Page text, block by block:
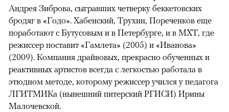
Андрея Зиброва, сыгравших четверку беккетовских
бродяг в «Годо». Хабенский, Трухин, Пореченков еще
поработают с Бутусовым и в Петербурге, и в МХТ, где
режиссер поставит «Гамлета» (2005) и «Иванова»
(2009). Компания драйвовых, прекрасно обученных и
реактивных артистов всегда с легкостью работала в
этюдном методе, которому режиссер учился у педагога
ЛГИТМИКа (нынешний питерский РГИСИ) Ирины
Малочевской.